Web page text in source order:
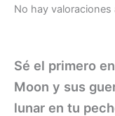
No hay valoraciones
Sé el primero
Moon y sus
lunar en tu